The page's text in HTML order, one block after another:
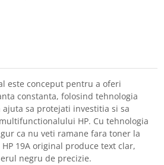
este conceput pentru a oferi
constanta, folosind tehnologia
sa protejati investitia si sa
HP. Cu tehnologia
ca nu veti ramane fara toner la
19A original produce text clar,
negru de precizie.